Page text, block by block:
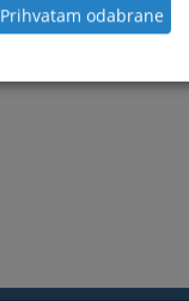
Prihvatam odabrane